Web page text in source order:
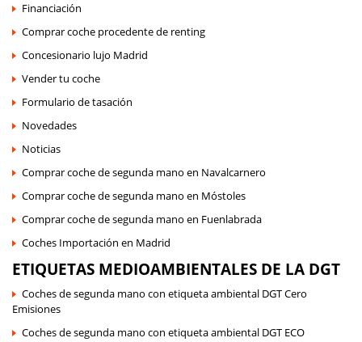
Financiación
Comprar coche procedente de renting
Concesionario lujo Madrid
Vender tu coche
Formulario de tasación
Novedades
Noticias
Comprar coche de segunda mano en Navalcarnero
Comprar coche de segunda mano en Móstoles
Comprar coche de segunda mano en Fuenlabrada
Coches Importación en Madrid
ETIQUETAS MEDIOAMBIENTALES DE LA DGT
Coches de segunda mano con etiqueta ambiental DGT Cero
Emisiones
Coches de segunda mano con etiqueta ambiental DGT ECO